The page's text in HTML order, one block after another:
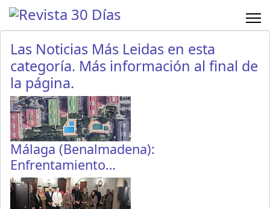
Las Noticias Más Leidas en esta
categoría. Más información al final de
la página.
Málaga (Benalmadena):
Enfrentamiento…